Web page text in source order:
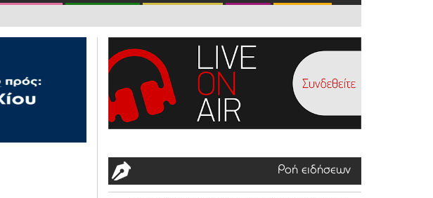
Ροή ειδήσεων